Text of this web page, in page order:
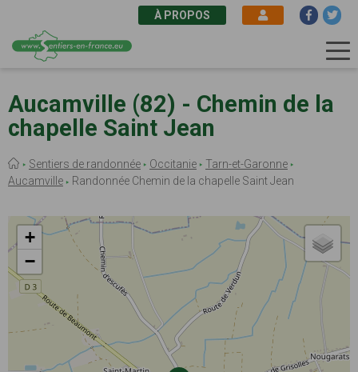
contenu
principal
À PROPOS
Aucamville (82) - Chemin de la
chapelle Saint Jean
Fil
d'Ariane
Sentiers de randonnée Occitanie
Tarn-et-Garonne
Aucamville
Randonnée Chemin de la chapelle Saint Jean
+
−